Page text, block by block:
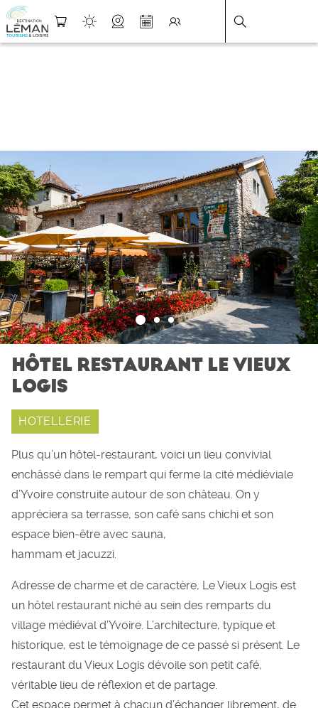
DESTINATION LÉMAN FICHE
HÔTEL RESTAURANT LE VIEUX
LOGIS
HOTELLERIE
Plus qu’un hôtel-restaurant, voici un lieu convivial
enchâssé dans le rempart qui ferme la cité médiéviale
d’Yvoire construite autour de son château. On y
appréciera sa terrasse, son café sans chichi et son
espace bien-être avec sauna,
hammam et jacuzzi.
Adresse de charme et de caractère, Le Vieux Logis est
un hôtel restaurant niché au sein des remparts du
village médiéval d’Yvoire. L’architecture, typique et
historique, est le témoignage de ce passé si présent. Le
restaurant du Vieux Logis dévoile son petit café,
véritable lieu de réflexion et de partage.
Cet espace permet à chacun d’échanger librement, de